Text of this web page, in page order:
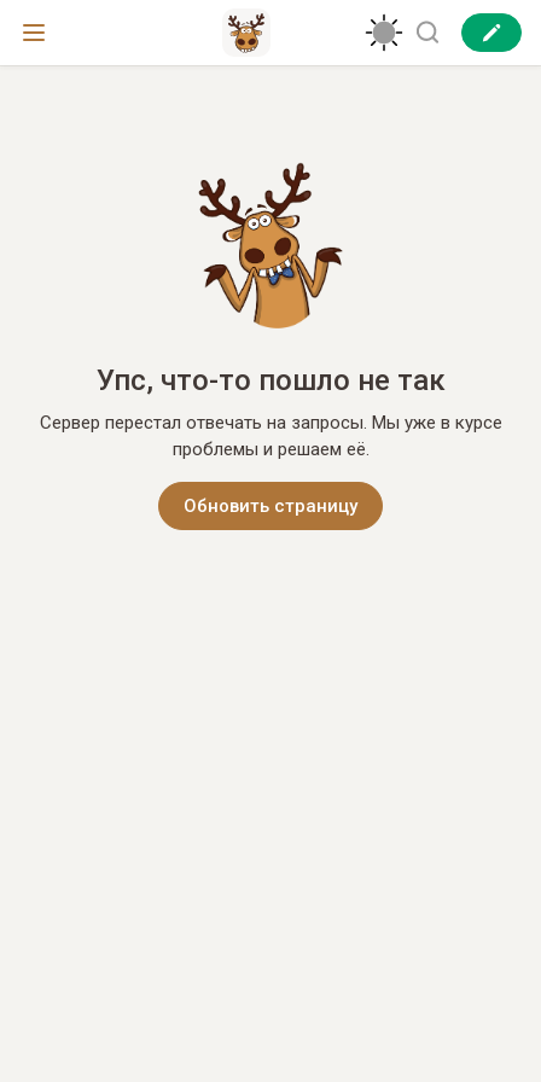
Упс, что-то пошло не так
Сервер перестал отвечать на запросы. Мы уже в курсе
проблемы и решаем её.
Обновить страницу